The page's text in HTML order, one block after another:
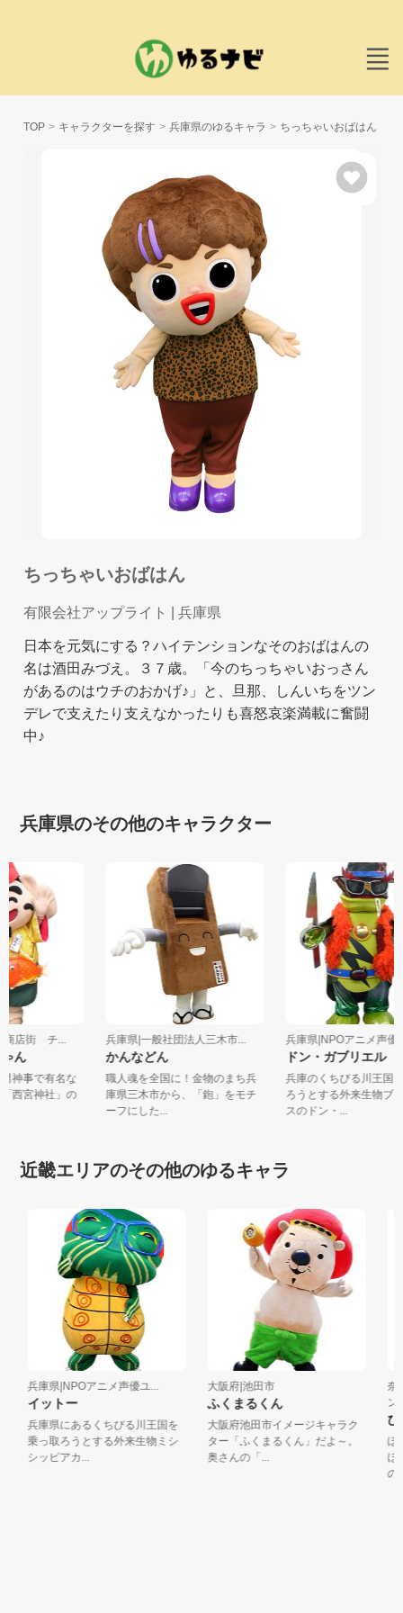
TOP キャラクターを探す 兵庫県のゆるキャラ ちっちゃいおばはん
ちっちゃいおばはん
有限会社アップライト | 兵庫県
日本を元気にする？ハイテンションなそのおばはんの
名は酒田みづえ。３７歳。「今のちっちゃいおっさん
があるのはウチのおかげ♪」と、旦那、しんいちをツン
デレで支えたり支えなかったりも喜怒哀楽満載に奮闘
中♪
兵庫県のその他のキャラクター
商店街 チ...
ゃん
男神事で有名な
「西宮神社」の
兵庫県|一般社団法人三木市...
かんなどん
職人魂を全国に！金物のまち兵
庫県三木市から、「鉋」をモチ
ーフにした...
兵庫県|NPOアニメ声
ドン・ガブリエル
兵庫のくちびる川王
ろうとする外来生物
スのドン・...
近畿エリアのその他のゆるキャラ
兵庫県|NPOアニメ声優ユ...
イットー
兵庫県にあるくちびる川王国を
乗っ取ろうとする外来生物ミシ
シッピアカ...
大阪府|池田市
ふくまるくん
大阪府池田市イメージキャラク
ター「ふくまるくん」だよ～。
奥さんの「...
奈
ン
ぴ
ぼ
ほ
の